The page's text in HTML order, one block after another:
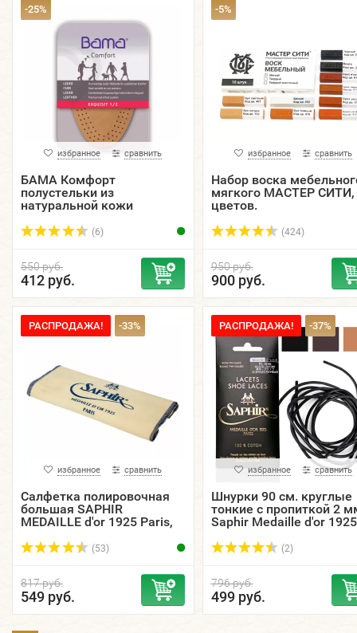
-25%
избранное сравнить
БАМА Комфорт
полустельки из
натуральной кожи
(6)
550 руб.
412 руб.
-5%
избранное сравнить
Набор воска
мягкого МАСТЕР СИТИ,
цветов.
(424)
950 руб.
900 руб.
РАСПРОДАЖА! -33%
избранное сравнить
Салфетка полировочная
большая SAPHIR
MEDAILLE d'or 1925 Paris,
(53)
817 руб.
549 руб.
РАСПРОДАЖА! -37%
избранное сравнить
Шнурки 90 см. круглые
тонкие с пропиткой 2
Saphir Medaille d'or 1925
(2)
796 руб.
499 руб.